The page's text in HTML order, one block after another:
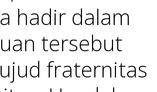
hadir dalam
tersebut
fraternitas